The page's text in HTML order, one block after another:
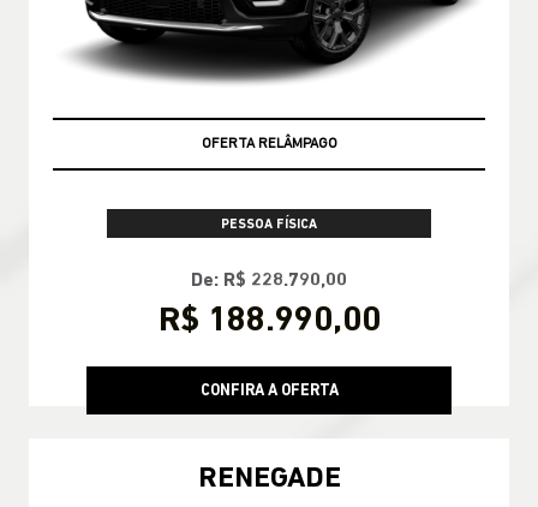
OFERTA RELÂMPAGO
PESSOA FÍSICA
De: R$ 228.790,00
R$ 188.990,00
CONFIRA A OFERTA
RENEGADE